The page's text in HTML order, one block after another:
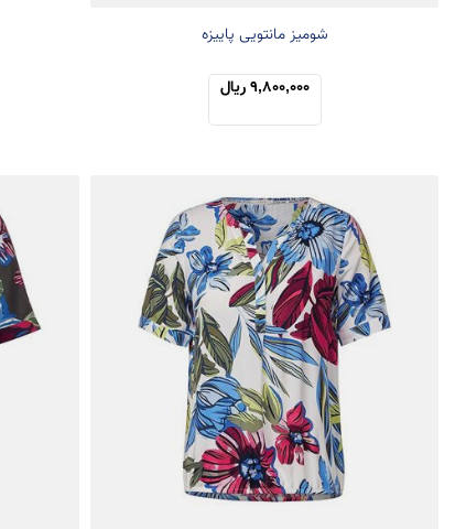
شومیز مانتویی پاییزه
9,800,000 ریال